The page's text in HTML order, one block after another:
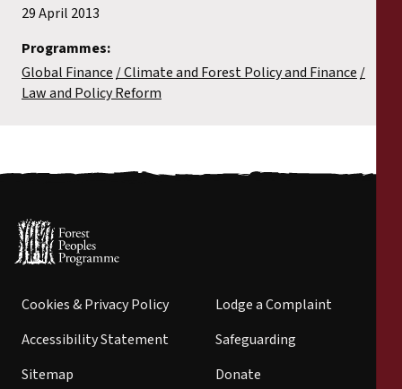
29 April 2013
Programmes:
Global Finance Climate and Forest Policy and Finance
Law and Policy Reform
Cookies & Privacy Policy
Accessibility Statement
Sitemap
Lodge a Complaint
Safeguarding
Donate